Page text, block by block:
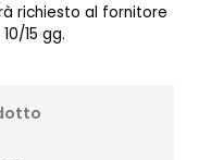
richiesto al fornitore
15 gg.